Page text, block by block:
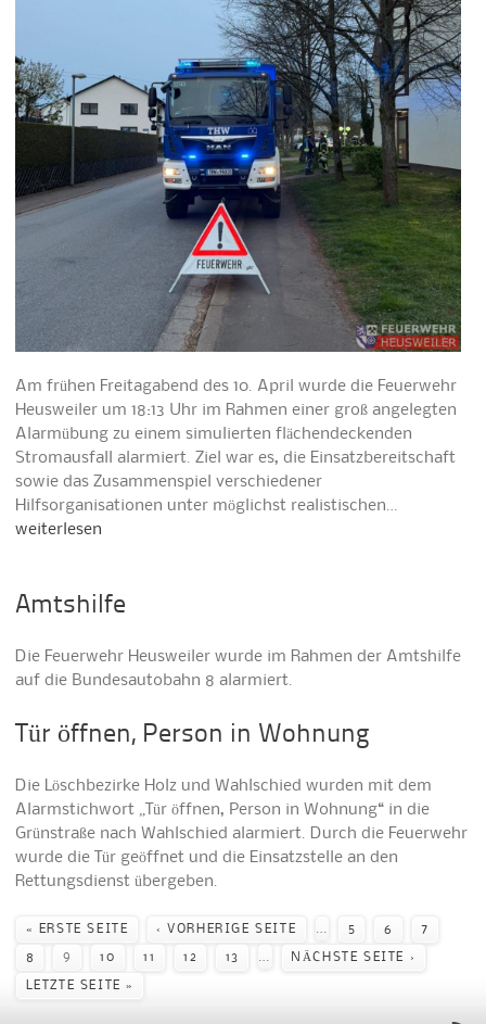
Am frühen Freitagabend des 10. April wurde die Feuerwehr
Heusweiler um 18:13 Uhr im Rahmen einer groß angelegten
Alarmübung zu einem simulierten flächendeckenden
Stromausfall alarmiert. Ziel war es, die Einsatzbereitschaft
sowie das Zusammenspiel verschiedener
Hilfsorganisationen unter möglichst realistischen…
weiterlesen
Amtshilfe
Die Feuerwehr Heusweiler wurde im Rahmen der Amtshilfe
auf die Bundesautobahn 8 alarmiert.
Tür öffnen, Person in Wohnung
Die Löschbezirke Holz und Wahlschied wurden mit dem
Alarmstichwort „Tür öffnen, Person in Wohnung“ in die
Grünstraße nach Wahlschied alarmiert. Durch die Feuerwehr
wurde die Tür geöffnet und die Einsatzstelle an den
Rettungsdienst übergeben.
Seiten
« ERSTE SEITE ‹ VORHERIGE SEITE … 5 6 7
8 9 10 11 12 13 … NÄCHSTE SEITE ›
LETZTE SEITE »